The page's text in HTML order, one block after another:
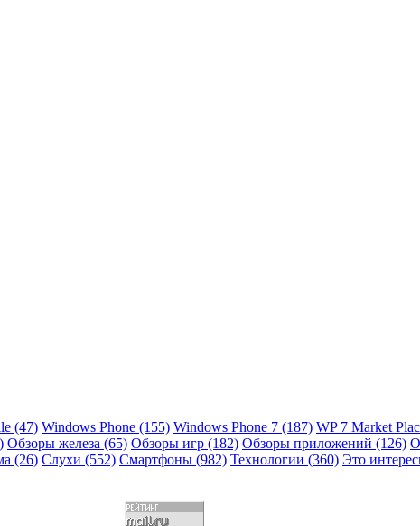
(47) Windows Phone (155) Windows Phone 7 (187) WP 7 Market
Обзоры железа (65) Обзоры игр (182) Обзоры приложений (126)
(26) Слухи (552) Смартфоны (982) Технологии (360) Это